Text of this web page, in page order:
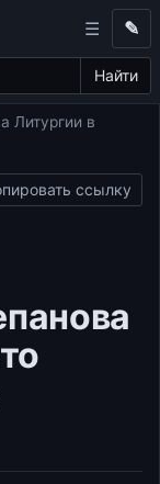
Найти
✎
Литургии в
ссылку